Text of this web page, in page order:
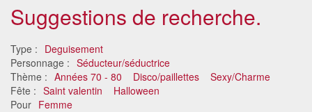
Suggestions de recherche.
Type : Deguisement
Personnage : Séducteur/séductrice
Thème : Années 70 - 80 Disco/paillettes
Sexy/Charme
Fête : Saint valentin
Halloween
Pour Femme